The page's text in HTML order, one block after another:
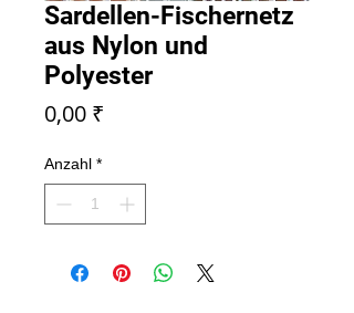
Sardellen-Fischernetz
aus Nylon und
Polyester
0,00 ₹
Anzahl *